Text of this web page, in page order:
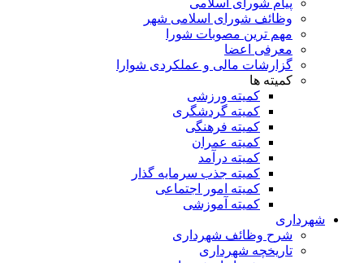
پیام شورای اسلامی
وظائف شورای اسلامی شهر
مهم ترین مصوبات شورا
معرفی اعضا
گزارشات مالی و عملکردی شوارا
کمیته ها
کمیته ورزشی
کمیته گردشگری
کمیته فرهنگی
کمیته عمران
کمیته درآمد
کمیته جذب سرمایه گذار
کمیته امور اجتماعی
کمیته آموزشی
شهرداری
شرح وظائف شهرداری
تاریخچه شهرداری